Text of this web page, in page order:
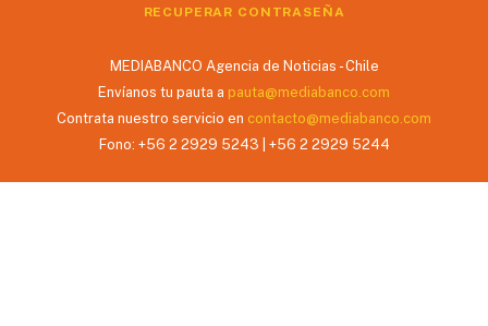
RECUPERAR CONTRASEÑA
MEDIABANCO Agencia de Noticias - Chile
Envíanos tu pauta a pauta@mediabanco.com
Contrata nuestro servicio en contacto@mediabanco.com
Fono: +56 2 2929 5243 | +56 2 2929 5244